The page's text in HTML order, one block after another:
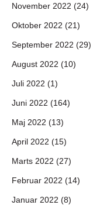
November 2022 (24)
Oktober 2022 (21)
September 2022 (29)
August 2022 (10)
Juli 2022 (1)
Juni 2022 (164)
Maj 2022 (13)
April 2022 (15)
Marts 2022 (27)
Februar 2022 (14)
Januar 2022 (8)